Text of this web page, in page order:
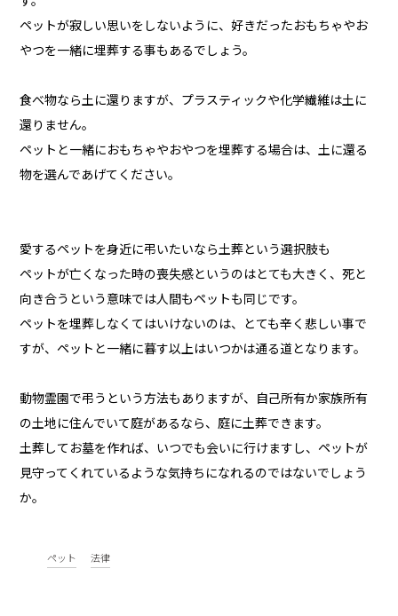
ペットが寂しい思いをしないように、好きだったおもちゃやお
やつを一緒に埋葬する事もあるでしょう。
食べ物なら土に還りますが、プラスティックや化学繊維は土に
還りません。
ペットと一緒におもちゃやおやつを埋葬する場合は、土に還る
物を選んであげてください。
愛するペットを身近に弔いたいなら土葬という選択肢も
ペットが亡くなった時の喪失感というのはとても大きく、死と
向き合うという意味では人間もペットも同じです。
ペットを埋葬しなくてはいけないのは、とても辛く悲しい事で
すが、ペットと一緒に暮す以上はいつかは通る道となります。
動物霊園で弔うという方法もありますが、自己所有か家族所有
の土地に住んでいて庭があるなら、庭に土葬できます。
土葬してお墓を作れば、いつでも会いに行けますし、ペットが
見守ってくれているような気持ちになれるのではないでしょう
か。
ペット 法律